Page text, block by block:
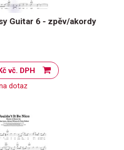
Guitar 6 - zpěv/akordy
1 060 Kč vč. DPH
dotaz